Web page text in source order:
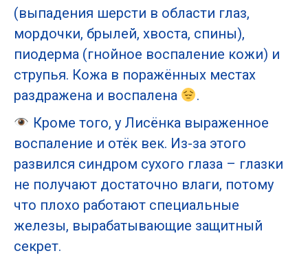
(выпадения шерсти в области глаз,
мордочки, брылей, хвоста, спины),
пиодерма (гнойное воспаление кожи) и
струпья. Кожа в поражённых местах
раздражена и воспалена
.
Кроме того, у Лисёнка выраженное
воспаление и отёк век. Из-за этого
развился синдром сухого глаза – глазки
не получают достаточно влаги, потому
что плохо работают специальные
железы, вырабатывающие защитный
секрет.